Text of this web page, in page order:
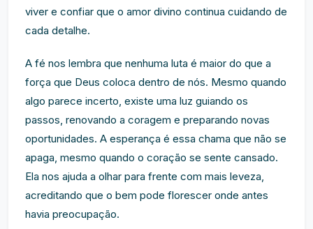
viver e confiar que o amor divino continua cuidando de
cada detalhe.
A fé nos lembra que nenhuma luta é maior do que a
força que Deus coloca dentro de nós. Mesmo quando
algo parece incerto, existe uma luz guiando os
passos, renovando a coragem e preparando novas
oportunidades. A esperança é essa chama que não se
apaga, mesmo quando o coração se sente cansado.
Ela nos ajuda a olhar para frente com mais leveza,
acreditando que o bem pode florescer onde antes
havia preocupação.